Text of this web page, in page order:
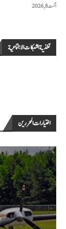
اگست 8, 2026
تغذية الشبكات الاجتماعية
اختيارات المحررين